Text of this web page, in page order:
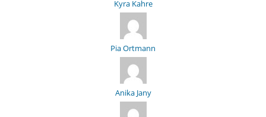
Kyra Kahre
Pia Ortmann
Anika Jany